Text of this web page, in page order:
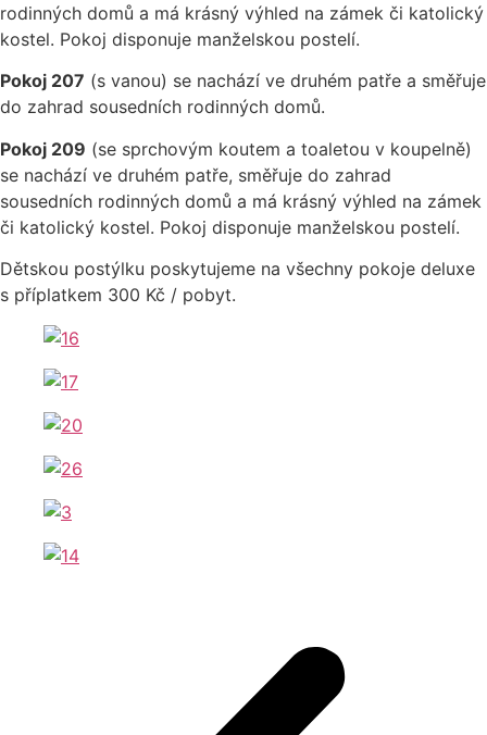
rodinných domů a má krásný výhled na zámek či katolický
kostel. Pokoj disponuje manželskou postelí.
Pokoj 207 (s vanou) se nachází ve druhém patře a směřuje
do zahrad sousedních rodinných domů.
Pokoj 209 (se sprchovým koutem a toaletou v koupelně)
se nachází ve druhém patře, směřuje do zahrad
sousedních rodinných domů a má krásný výhled na zámek
či katolický kostel. Pokoj disponuje manželskou postelí.
Dětskou postýlku poskytujeme na všechny pokoje deluxe
s příplatkem 300 Kč / pobyt.